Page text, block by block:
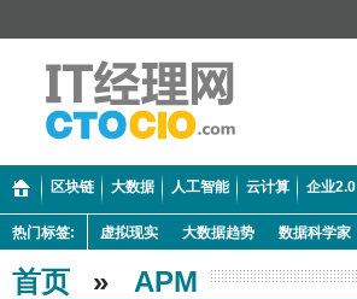
区块链 大数据 人工智能 云计算 企业2.0
热门标签: 虚拟现实 大数据趋势 数据科学家
首页 » APM